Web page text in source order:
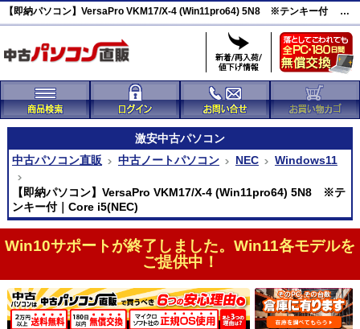
【即納パソコン】VersaPro VKM17/X-4 (Win11pro64) 5N8 ※テンキー付 激安(46982)
激安中古パソコン
中古パソコン直販
中古ノートパソコン NEC Windows11
【即納パソコン】VersaPro VKM17/X-4 (Win11pro64) 5N8 ※テ
ンキー付｜Core i5(NEC)
Win10サポートが終了しました。Win11各モデルを
ご提供中！